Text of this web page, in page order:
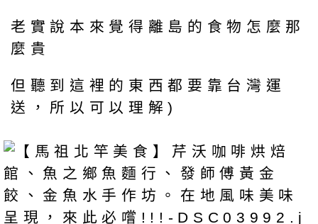
老實說本來覺得離島的食物怎麼那
麼貴
但聽到這裡的東西都要靠台灣運
送，所以可以理解)